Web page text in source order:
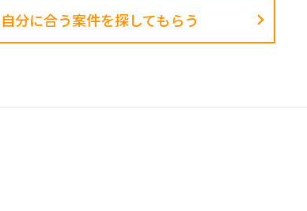
自分に合う案件を探してもらう​